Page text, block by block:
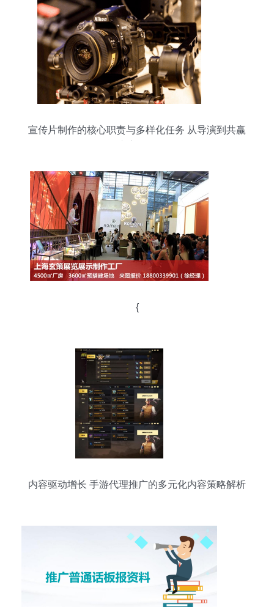
宣传片制作的核心职责与多样化任务 从导演到共赢
{
内容驱动增长 手游代理推广的多元化内容策略解析